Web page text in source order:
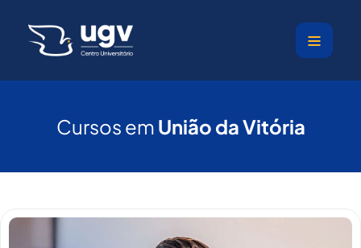
Cursos em União da Vitória